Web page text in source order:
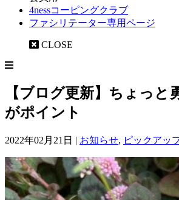
4nessコーピングクラブ
ファシリテーター専用ページ
CLOSE
【ブログ更新】ちょっと
がポイント
2022年02月21日 | お知らせ, ピックアッ